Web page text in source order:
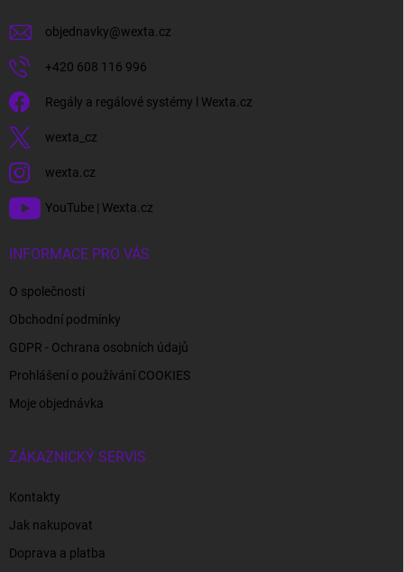
objednavky@wexta.cz
+420 608 116 996
Regály a regálové systémy l Wexta.cz
wexta_cz
wexta.cz
YouTube | Wexta.cz
INFORMACE PRO VÁS
O společnosti
Obchodní podmínky
GDPR - Ochrana osobních údajů
Prohlášení o používání COOKIES
Moje objednávka
ZÁKAZNICKÝ SERVIS
Kontakty
Jak nakupovat
Doprava a platba